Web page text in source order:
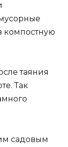
компостную
таяния
Так
садовым